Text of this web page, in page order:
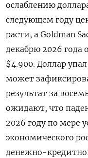
ослаблению
следующем ​году
расти, а Goldman
декабрю 2026 года
$4.900. Доллар
может
результат за
ожидают, что
⁠2026 году по мере
экономического
денежно-